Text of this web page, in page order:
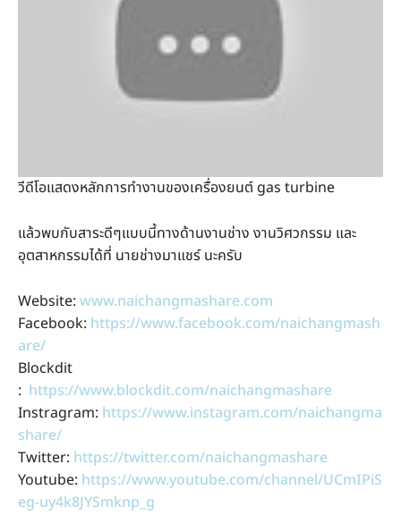
วีดีโอแสดงหลักการทำงานของเครื่องยนต์ gas turbine
แล้วพบกับสาระดีๆแบบนี้ทางด้านงานช่าง งานวิศวกรรม และ
อุตสาหกรรมได้ที่ นายช่างมาแชร์ นะครับ
Website: www.naichangmashare.com
Facebook: https://www.facebook.com/naichangmash
are/
Blockdit
: https://www.blockdit.com/naichangmashare
Instragram: https://www.instagram.com/naichangma
share/
Twitter: https://twitter.com/naichangmashare
Youtube: https://www.youtube.com/channel/UCmIPiS
eg-uy4k8JYSmknp_g